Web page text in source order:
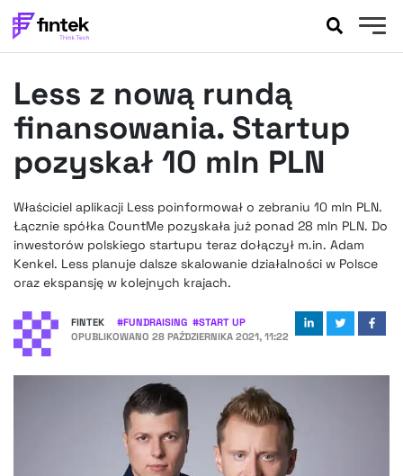
BANKOWOŚĆ
EVENTY
FELIETONY
WYWIADY
PODCASTY
FINTEKEXTRA
OKIEM EKSPERTA
Less z nową rundą
finansowania. Startup
pozyskał 10 mln PLN
Właściciel aplikacji Less poinformował o zebraniu 10 mln PLN.
Łącznie spółka CountMe pozyskała już ponad 28 mln PLN. Do
inwestorów polskiego startupu teraz dołączył m.in. Adam
Kenkel. Less planuje dalsze skalowanie działalności w Polsce
oraz ekspansję w kolejnych krajach.
FINTEK #FUNDRAISING #START UP
OPUBLIKOWANO 28 PAŹDZIERNIKA 2021, 11:22